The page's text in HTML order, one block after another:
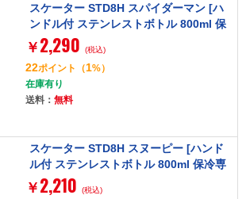
スケーター STD8H スパイダーマン [ハ
ンドル付 ステンレストボトル 800ml 保
冷専用]
￥ 2,290 (税込)
22ポイント （1%）
在庫有り
送料： 無料
スケーター STD8H スヌーピー [ハンド
ル付 ステンレストボトル 800ml 保冷専
用]
￥ 2,210 (税込)